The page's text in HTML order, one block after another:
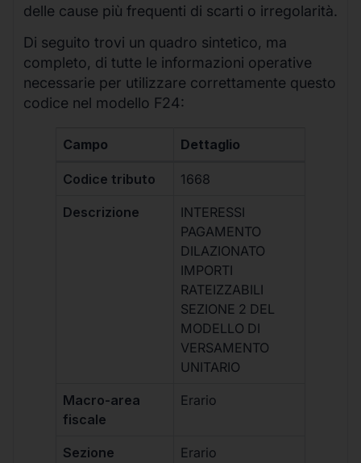
delle cause più frequenti di scarti o irregolarità.
Di seguito trovi un quadro sintetico, ma
completo, di tutte le informazioni operative
necessarie per utilizzare correttamente questo
codice nel modello F24:
Campo Dettaglio
Codice tributo 1668
Descrizione
INTERESSI
PAGAMENTO
DILAZIONATO
IMPORTI
RATEIZZABILI
SEZIONE 2 DEL
MODELLO DI
VERSAMENTO
UNITARIO
Macro-area
fiscale
Erario
Sezione
Erario